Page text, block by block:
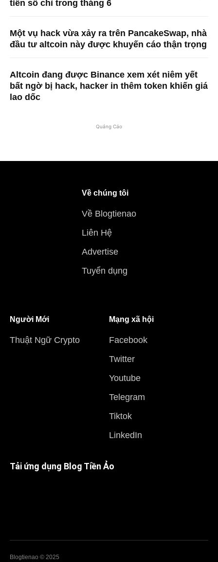
tiền số chỉ trong tháng 6
Một vụ hack vừa xảy ra trên PancakeSwap, nhà
đầu tư altcoin này được khuyến cáo thận trọng
Altcoin đang được Binance xem xét niêm yết
bất ngờ bị hack, hacker in thêm token khiến giá
lao dốc
Quảng Cáo
Về chúng tôi
Về Blogtienao
Liên Hệ
Advertise
Tuyển dụng
Người Mới
Thuật Ngữ Crypto
Mạng xã hội
Facebook
Twitter
Youtube
Telegram
Tiktok
LinkedIn
Tải ứng dụng Blog Tiền Ảo
Blogtienao © 2025